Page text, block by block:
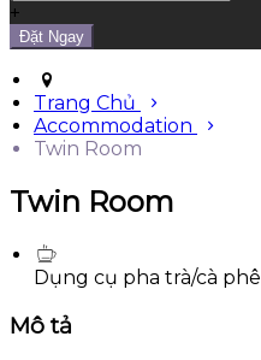
+
Trang Chủ
Accommodation
Twin Room
Twin Room
Dụng cụ pha trà/cà phê
Mô tả